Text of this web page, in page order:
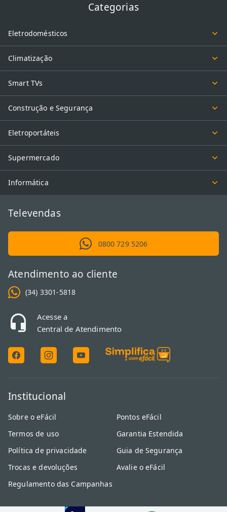
Categorias
Eletrodomésticos
Climatização
Smart TVs
Construção e Segurança
Eletroportáteis
Supermercado
Informática
Televendas
0800 729 5206
Atendimento ao cliente
(34) 3301-5818
Acesse a
Central de Atendimento
Institucional
Sobre o eFácil
Termos de uso
Política de privacidade
Trocas e devoluções
Regulamento das Campanhas
Pontos eFácil
Garantia Estendida
Guia de Segurança
Avalie o eFácil